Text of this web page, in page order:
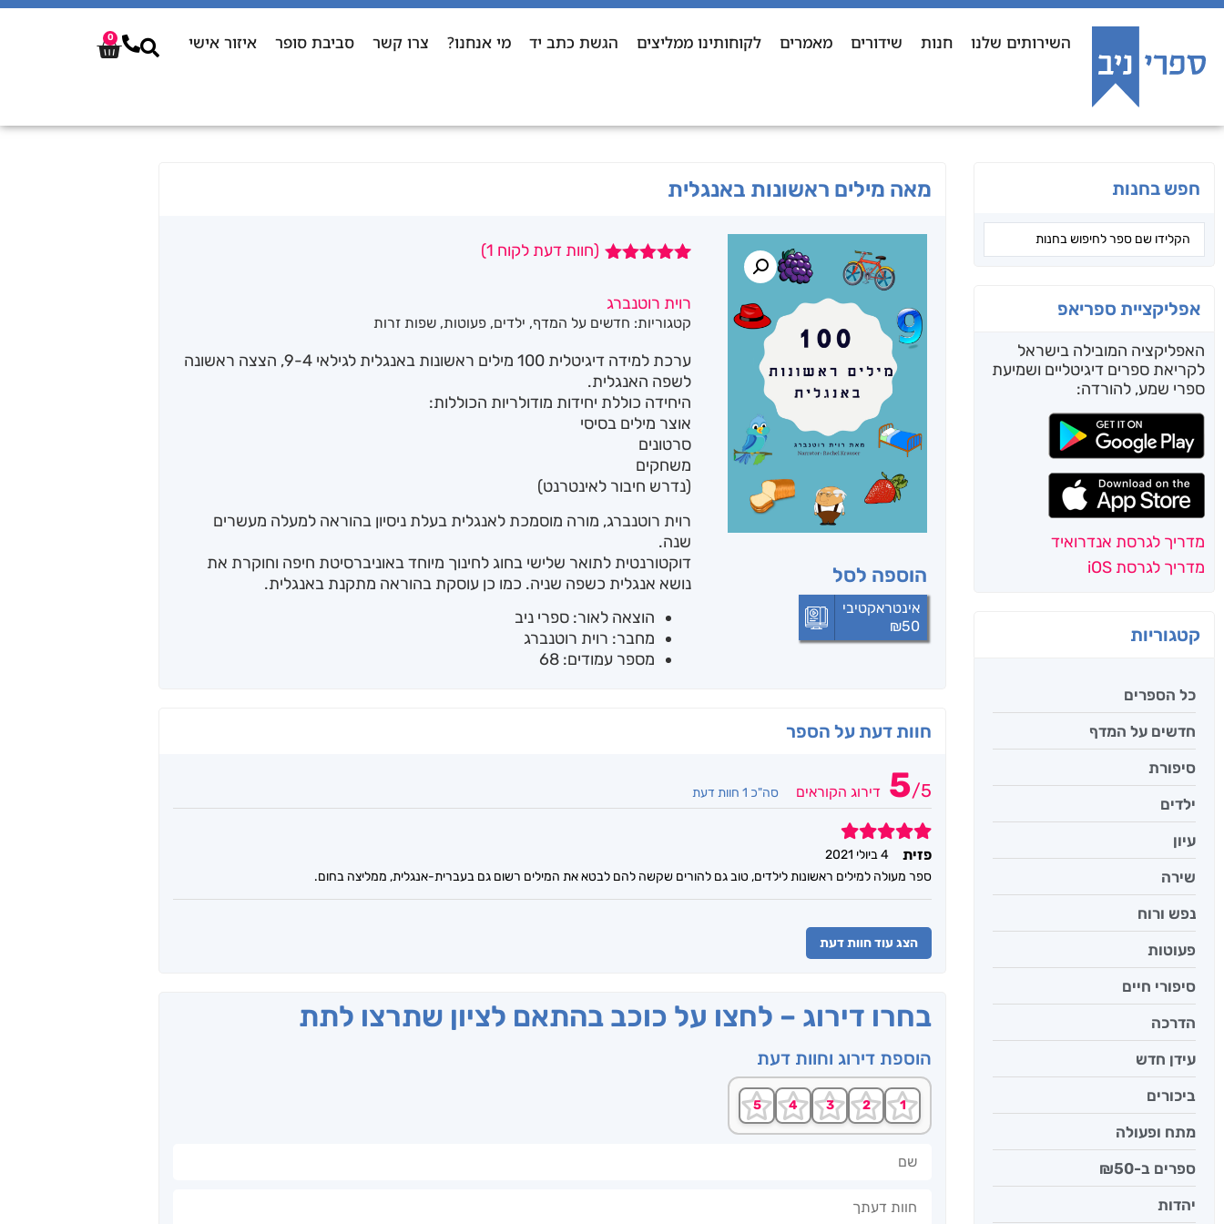
השירותים שלנו חנות שידורים מאמרים לקוחותינו ממליצים הגשת כתב יד מי אנחנו? צרו קשר סביבת סופר איזור אישי 0
חפש בחנות
אפליקציית ספריאפ
האפליקציה המובילה בישראל
לקריאת ספרים דיגיטליים ושמיעת
ספרי שמע, להורדה:
מדריך לגרסת אנדרואיד
מדריך לגרסת iOS
קטגוריות
כל הספרים
חדשים על המדף
סיפורת
ילדים
עיון
שירה
נפש ורוח
פעוטות
סיפורי חיים
הדרכה
עידן חדש
ביכורים
מתח ופעולה
ספרים ב-₪50
יהדות
מאה מילים ראשונות באנגלית
הוספה לסל
אינטראקטיבי
₪50
מבוסס על
דירוגים של
(חוות דעת לקוח 1
)
רוית רוטנברג
קטגוריות: חדשים על המדף, ילדים, פעוטות, שפות זרות
ערכת למידה דיגיטלית 100 מילים ראשונות באנגלית לגילאי 9-4, הצצה ראשונה
לשפה האנגלית.
היחידה כוללת יחידות מודולריות הכוללות:
אוצר מילים בסיסי
סרטונים
משחקים
(נדרש חיבור לאינטרנט)
רוית רוטנברג, מורה מוסמכת לאנגלית בעלת ניסיון בהוראה למעלה מעשרים
שנה.
דוקטורנטית לתואר שלישי בחוג לחינוך מיוחד באוניברסיטת חיפה וחוקרת את
נושא אנגלית כשפה שניה. כמו כן עוסקת בהוראה מתקנת באנגלית.
הוצאה לאור: ספרי ניב
מחבר: רוית רוטנברג
מספר עמודים: 68
חוות דעת על הספר
5/5 דירוג הקוראים סה"כ 1 חוות דעת
5
פזית
4 ביולי 2021
ספר מעולה למילים ראשונות לילדים, טוב גם להורים שקשה להם לבטא את המילים רשום גם בעברית-אנגלית, ממליצה בחום.
הצג עוד חוות דעת
בחרו דירוג – לחצו על כוכב בהתאם לציון שתרצו לתת
הוספת דירוג וחוות דעת